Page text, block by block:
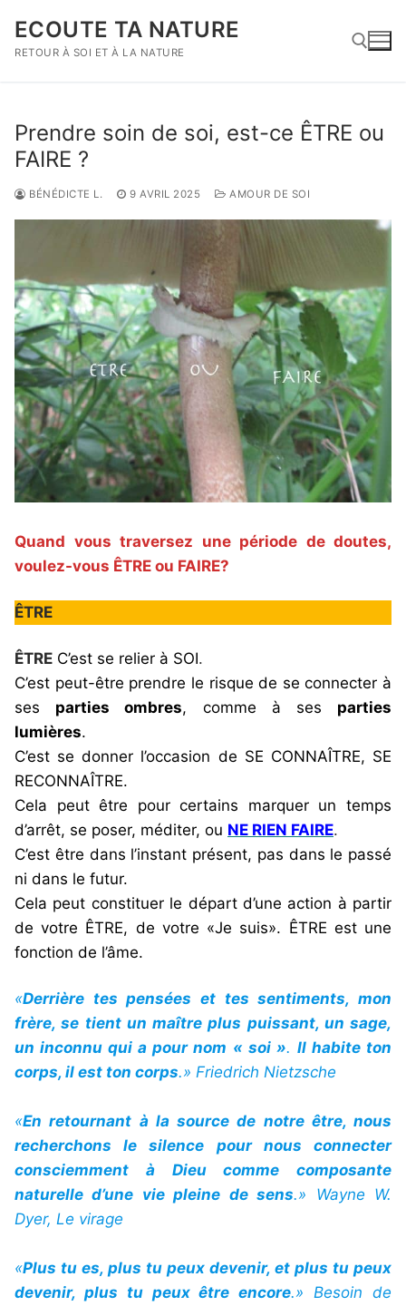
contenu
ECOUTE TA NATURE
RETOUR À SOI ET À LA NATURE
Prendre soin de soi, est-ce ÊTRE ou
FAIRE ?
BÉNÉDICTE L. 9 AVRIL 2025 AMOUR DE SOI
Quand vous traversez une période de doutes,
voulez-vous ÊTRE ou FAIRE?
ÊTRE
ÊTRE C’est se relier à SOI.
C’est peut-être prendre le risque de se connecter à
ses parties ombres, comme à ses parties
lumières.
C’est se donner l’occasion de SE CONNAÎTRE, SE
RECONNAÎTRE.
Cela peut être pour certains marquer un temps
d’arrêt, se poser, méditer, ou NE RIEN FAIRE.
C’est être dans l’instant présent, pas dans le passé
ni dans le futur.
Cela peut constituer le départ d’une action à partir
de votre ÊTRE, de votre «Je suis». ÊTRE est une
fonction de l’âme.
«Derrière tes pensées et tes sentiments, mon
frère, se tient un maître plus puissant, un sage,
un inconnu qui a pour nom « soi ». Il habite ton
corps, il est ton corps.» Friedrich Nietzsche
«En retournant à la source de notre être, nous
recherchons le silence pour nous connecter
consciemment à Dieu comme composante
naturelle d’une vie pleine de sens.» Wayne W.
Dyer, Le virage
«Plus tu es, plus tu peux devenir, et plus tu peux
devenir, plus tu peux être encore.» Besoin de